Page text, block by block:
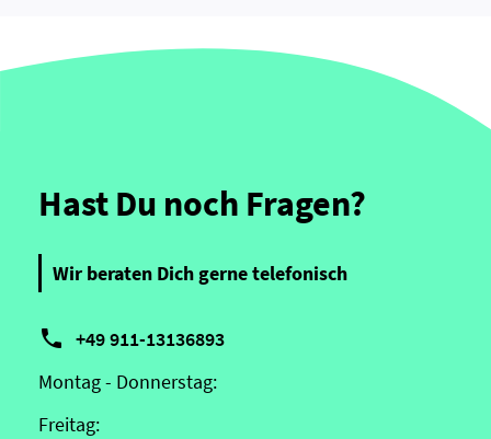
Hast Du noch Fragen?
Wir beraten Dich gerne telefonisch
 +49 911-13136893
Montag - Donnerstag:
Freitag: